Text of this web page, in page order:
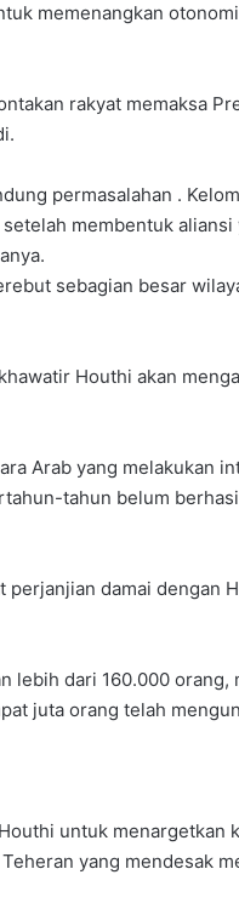
memenangkan
rakyat memaksa
permasalahan .
membentuk
sebagian besar
Houthi akan
Arab yang melakukan
tahun belum
damai dengan
lebih dari 160.000
juta orang telah
untuk menargetkan
yang mendesak